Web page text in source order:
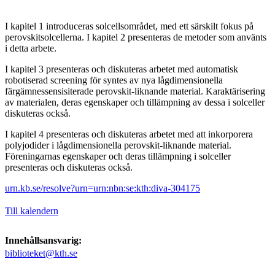
I kapitel 1 introduceras solcellsområdet, med ett särskilt fokus på
perovskitsolcellerna. I kapitel 2 presenteras de metoder som använts
i detta arbete.
I kapitel 3 presenteras och diskuteras arbetet med automatisk
robotiserad screening för syntes av nya lågdimensionella
färgämnessensisiterade perovskit-liknande material. Karaktärisering
av materialen, deras egenskaper och tillämpning av dessa i solceller
diskuteras också.
I kapitel 4 presenteras och diskuteras arbetet med att inkorporera
polyjodider i lågdimensionella perovskit-liknande material.
Föreningarnas egenskaper och deras tillämpning i solceller
presenteras och diskuteras också.
urn.kb.se/resolve?urn=urn:nbn:se:kth:diva-304175
Till kalendern
Innehållsansvarig:
biblioteket@kth.se